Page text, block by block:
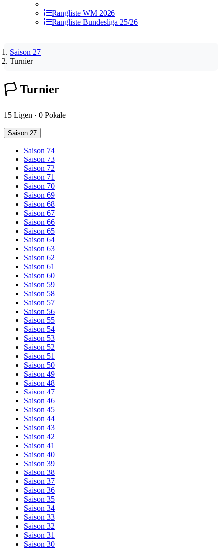
Rangliste WM 2026
Rangliste Bundesliga 25/26
Saison 27
Turnier
🏳️ Turnier
15 Ligen · 0 Pokale
Saison 27
Saison 74
Saison 73
Saison 72
Saison 71
Saison 70
Saison 69
Saison 68
Saison 67
Saison 66
Saison 65
Saison 64
Saison 63
Saison 62
Saison 61
Saison 60
Saison 59
Saison 58
Saison 57
Saison 56
Saison 55
Saison 54
Saison 53
Saison 52
Saison 51
Saison 50
Saison 49
Saison 48
Saison 47
Saison 46
Saison 45
Saison 44
Saison 43
Saison 42
Saison 41
Saison 40
Saison 39
Saison 38
Saison 37
Saison 36
Saison 35
Saison 34
Saison 33
Saison 32
Saison 31
Saison 30